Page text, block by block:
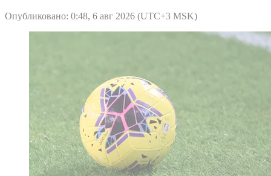
Опубликовано: 0:48, 6 авг 2026 (UTC+3 MSK)